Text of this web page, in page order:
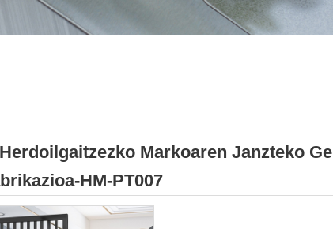
Markoaren Janzteko
HM-PT007